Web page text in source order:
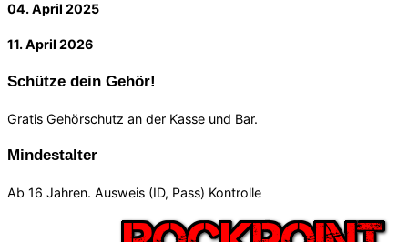
04. April 2025
11. April 2026
Schütze dein Gehör!
Gratis Gehörschutz an der Kasse und Bar.
Mindestalter
Ab 16 Jahren. Ausweis (ID, Pass) Kontrolle